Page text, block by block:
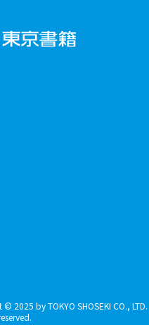
2025 by TOKYO SHOSEKI CO., LTD.